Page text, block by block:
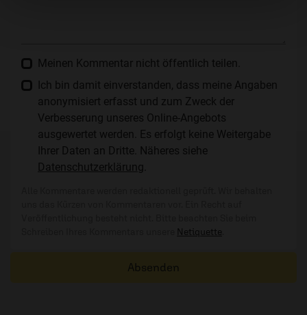
Meinen Kommentar nicht öffentlich teilen.
Ich bin damit einverstanden, dass meine Angaben
anonymisiert erfasst und zum Zweck der
Verbesserung unseres Online-Angebots
ausgewertet werden. Es erfolgt keine Weitergabe
Ihrer Daten an Dritte. Näheres siehe
Datenschutzerklärung
Netiquette
Absenden